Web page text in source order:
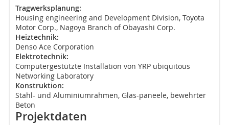
Tragwerksplanung:
Housing engineering and Development Division, Toyota
Motor Corp., Nagoya Branch of Obayashi Corp.
Heiztechnik:
Denso Ace Corporation
Elektrotechnik:
Computergestützte Installation von YRP ubiquitous
Networking Laboratory
Konstruktion:
Stahl- und Aluminiumrahmen, Glas-paneele, bewehrter
Beton
Projektdaten